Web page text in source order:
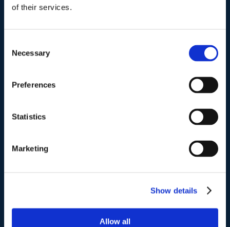
of their services.
Selection
Necessary
Preferences
Statistics
Marketing
Show details
Allow all
00195-Roma
Telefono
Mail e Pec
info@studiolegalescicchitano.it